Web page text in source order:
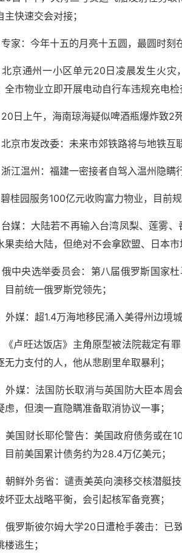
主快速交会对接；
家：今年十五的月亮十五圆，最圆时刻
京通州一小区单元20日凌晨发生火
全市物业立即开展电动自行车违规充电检
日上午，海南琼海疑似啤酒瓶爆炸致2
京市发改委：未来市郊铁路将与地铁互
江温州：福建一密接者自驾入温州隐瞒
桂园服务100亿元收购富力物业，目前规
媒：大陆若不再输入台湾凤梨、莲雾
果卖给大陆，但绝对不会拿欧盟、日本市
中央选举委员会：第八届俄罗斯国家
目前统一俄罗斯党领先；
外媒：超1.4万海地移民涌入美得州边境
《卢旺达饭店》主角原型被法院裁定有
无力支付的人，他从悲剧里牟取暴利；
外媒：法国防长取消与英国防大臣本周
虑，但澳一直隐瞒准备取消协议一事；
美国财长耶伦警告：美国政府债务或在
目前美国累计债务约为28.4万亿美元；
朝鲜外务省：谴责美英向澳移交核潜艇
坏亚太战略平衡，会引起核军备竞赛；
俄罗斯彼尔姆大学20日遭枪手袭击：已
楼逃生；